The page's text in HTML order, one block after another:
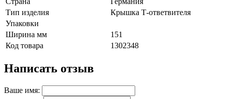
Тип изделия
Крышка Т-ответвителя
Упаковки
Ширина мм
151
Код товара
1302348
Написать отзыв
Ваше имя: